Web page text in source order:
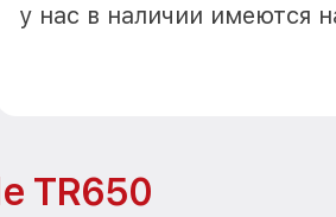
у нас в наличии имеются
TR650